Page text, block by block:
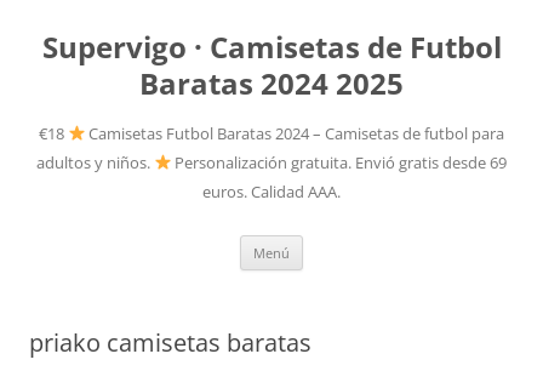
Supervigo · Camisetas de Futbol
Baratas 2024 2025
€18
Camisetas Futbol Baratas 2024 – Camisetas de futbol para
adultos y niños.
Personalización gratuita. Envió gratis desde 69
euros. Calidad AAA.
Menú
priako camisetas baratas